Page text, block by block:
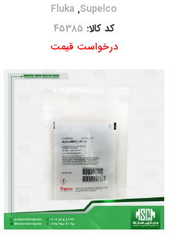
Supelco
,
Fluka
کد کالا: 45385
درخواست قیمت